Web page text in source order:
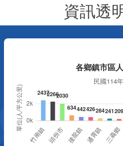
資訊透